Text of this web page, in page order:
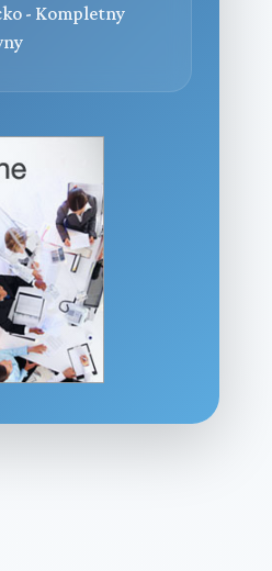
- Kompletny